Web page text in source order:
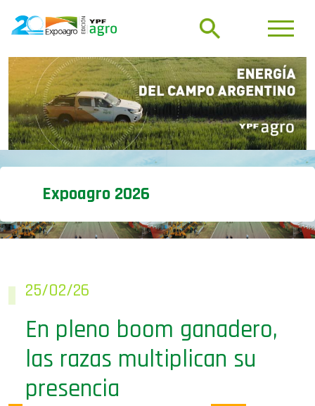
Expoagro 2026
las razas multiplican su
presencia